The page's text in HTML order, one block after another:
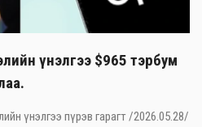
үнэлгээ $965 тэрбум
үнэлгээ пүрэв гарагт /2026.05.28/